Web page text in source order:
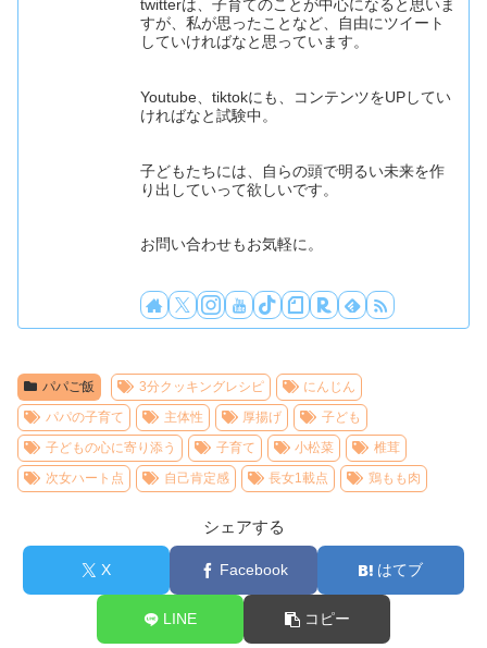
twitterは、子育てのことが中心になると思いま
すが、私が思ったことなど、自由にツイート
していければなと思っています。
Youtube、tiktokにも、コンテンツをUPしてい
ければなと試験中。
子どもたちには、自らの頭で明るい未来を作
り出していって欲しいです。
お問い合わせもお気軽に。
パパご飯 3分クッキングレシピ
にんじん
パパの子育て
主体性 厚揚げ
子ども
子どもの心に寄り添う
子育て 小松菜
椎茸
次女ハート点
自己肯定感 長女1載点 鶏もも肉
シェアする
X Facebook はてブ
LINE コピー